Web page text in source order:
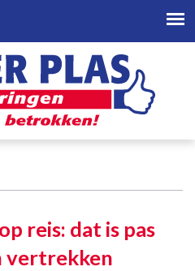
reis: dat is pas
vertrekken